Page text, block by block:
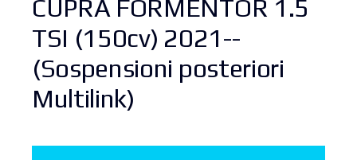
CUPRA FORMENTOR 1.5
TSI (150cv) 2021--
(Sospensioni posteriori
Multilink)